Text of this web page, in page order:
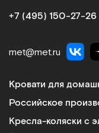
+7 (495) 150‑27‑26
met@met.ru
Кровати для
Российское
Кресла-коляски с